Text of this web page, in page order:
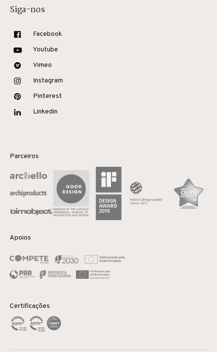
Siga-nos
Facebook
Youtube
Vimeo
Instagram
Pinterest
Linkedin
Parceiros
Apoios
Certificações